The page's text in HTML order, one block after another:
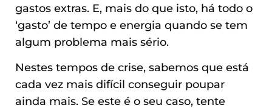
gastos extras. E, mais do que isto, há todo o
‘gasto’ de tempo e energia quando se tem
algum problema mais sério.
Nestes tempos de crise, sabemos que está
cada vez mais difícil conseguir poupar
ainda mais. Se este é o seu caso, tente